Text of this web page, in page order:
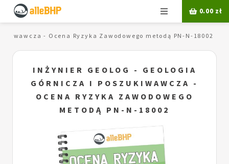
Menu 0.00 zł
- Ocena Ryzyka Zawodowego metodą PN-N-18002
INŻYNIER GEOLOG - GEOLOGIA
GÓRNICZA I POSZUKIWAWCZA -
OCENA RYZYKA ZAWODOWEGO
METODĄ PN-N-18002